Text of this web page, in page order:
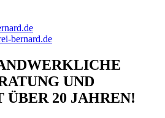
bernard.de
UND
ÜBER 20 JAHREN!